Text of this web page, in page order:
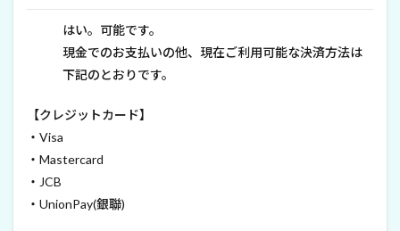
はい。可能です。
現金でのお支払いの他、現在ご利用可能な決済方法は
下記のとおりです。
【クレジットカード】
・Visa
・Mastercard
・JCB
・UnionPay(銀聯)